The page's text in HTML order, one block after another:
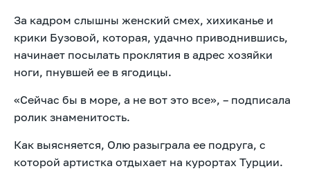
За кадром слышны женский смех, хихиканье и
крики Бузовой, которая, удачно приводнившись,
начинает посылать проклятия в адрес хозяйки
ноги, пнувшей ее в ягодицы.
«Сейчас бы в море, а не вот это все», – подписала
ролик знаменитость.
Как выясняется, Олю разыграла ее подруга, с
которой артистка отдыхает на курортах Турции.